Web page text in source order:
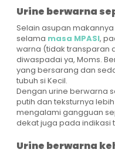
Urine berwarna
Selain asupan
selama masa MPASI,
warna (tidak transparan
diwaspadai ya, Moms.
yang bersarang dan
tubuh si Kecil.
Dengan urine berwarna
putih dan teksturnya
mengalami gangguan
dekat juga pada indikasi
Urine berwarna